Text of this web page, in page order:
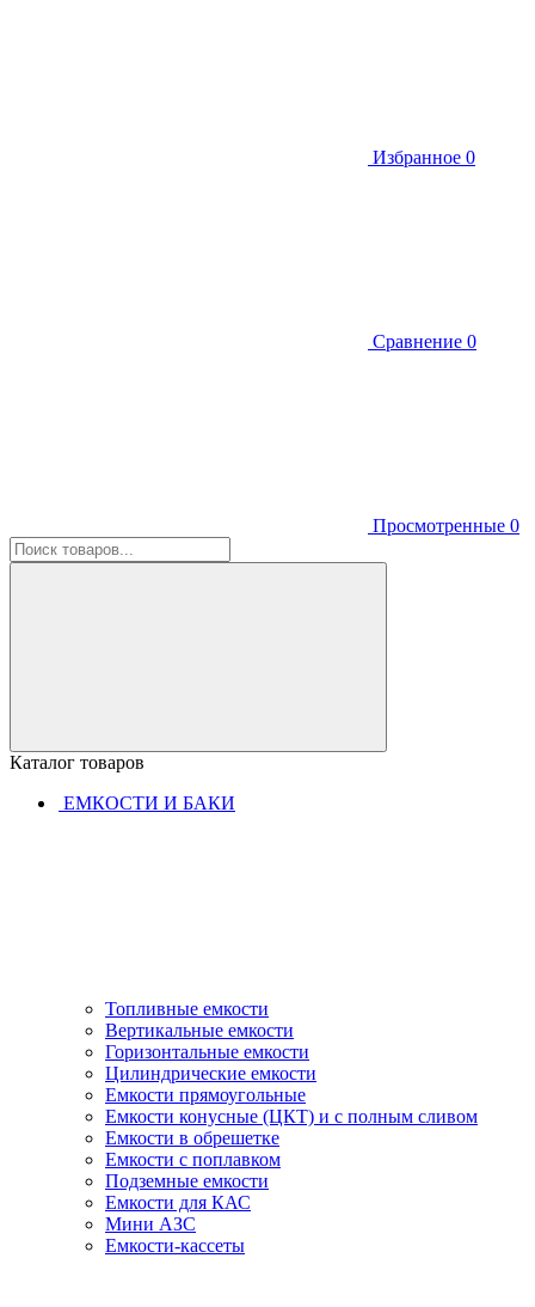
Избранное 0
Сравнение 0
Просмотренные 0
Каталог товаров
ЕМКОСТИ И БАКИ
Топливные емкости
Вертикальные емкости
Горизонтальные емкости
Цилиндрические емкости
Емкости прямоугольные
Емкости конусные (ЦКТ) и с полным сливом
Емкости в обрешетке
Емкости с поплавком
Подземные емкости
Емкости для КАС
Мини АЗС
Емкости-кассеты